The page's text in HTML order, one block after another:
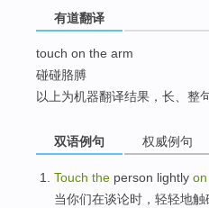
有道翻译
touch on the arm
碰碰胳膊
以上为机器翻译结果，长、整
双语例句 权威例句
Touch the person lightly on
当你们在谈论时， 轻轻地触